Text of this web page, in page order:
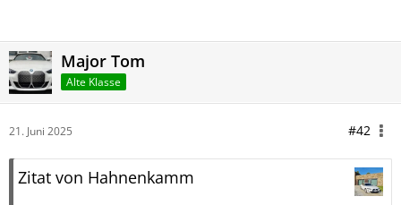
Major Tom
Alte Klasse
21. Juni 2025 #42
Zitat von Hahnenkamm